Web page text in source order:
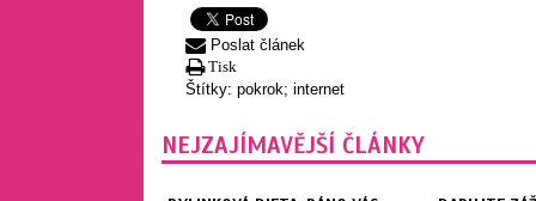
Poslat článek
Tisk
Štítky: pokrok; internet
NEJZAJÍMAVĚJŠÍ ČLÁNKY